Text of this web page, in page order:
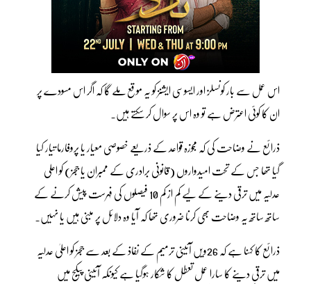
اس عمل سے بار کونسلز اور ایسوسی ایشنز کو یہ موقع ملے گا کہ اگر اس مسودے پر
ان کا کوئی اعترض ہے تو وہ اس پر سوال کر سکتے ہیں۔
ذرائع نے وضاحت کی کہ مجوزہ قواعد کے ذریعے خصوصی معیار یا پروفارما تیار کیا
گیا تھا جس کے تحت امیدواروں (قانونی برادری کے ممبران یا ججز) کو اعلی
عدلیہ میں ترقی دینے کے لیے کم از کم 10 فیصلوں کی فہرست پیش کرنے کے
ساتھ ساتھ یہ وضاحت بھی کرنا ضروری تھا کہ آیا وہ دلائل پر مبنی ہیں یا نہیں۔
ذرائع کا کہنا ہے کہ 26ویں آئینی ترمیم کے نفاذ کے بعد سے ججز کو اعلیٰ عدلیہ
میں ترقی دینے کا سارا عمل تعطل کا شکار ہوگیا ہے کیونکہ آئینی پیکج میں